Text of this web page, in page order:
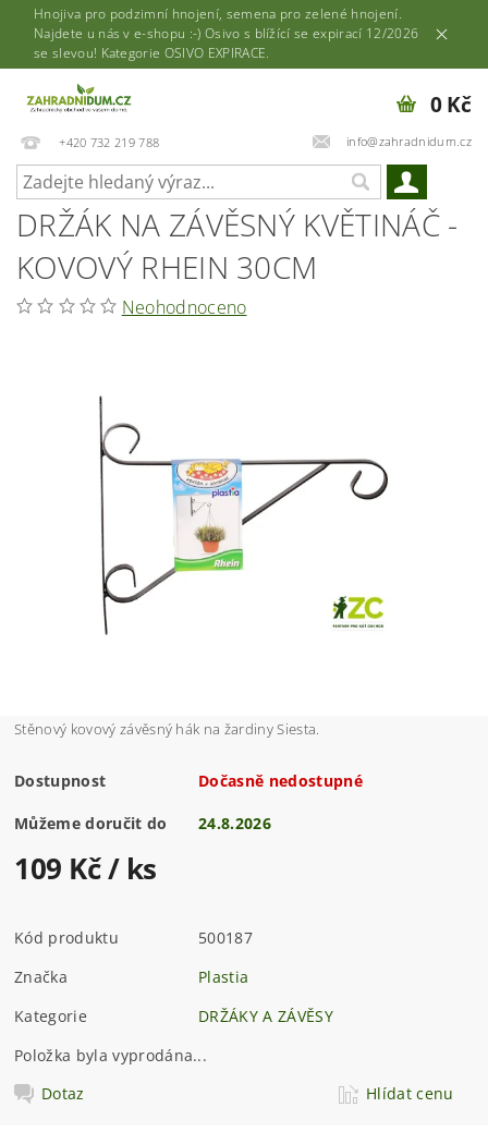
Hnojiva pro podzimní hnojení, semena pro zelené hnojení.
Najdete u nás v e-shopu :-) Osivo s blížící se expirací 12/2026
se slevou! Kategorie OSIVO EXPIRACE.
+420 732 219 788 info@zahradnidum.cz
0 Kč
DRŽÁK NA ZÁVĚSNÝ KVĚTINÁČ -
KOVOVÝ RHEIN 30CM
Neohodnoceno
Stěnový kovový závěsný hák na žardiny Siesta.
Dostupnost Dočasně nedostupné
Můžeme doručit do 24.8.2026
109 Kč/ ks
Kód produktu
500187
Značka
Plastia
Kategorie
DRŽÁKY A ZÁVĚSY
Položka byla vyprodána...
Dotaz
Hlídat cenu